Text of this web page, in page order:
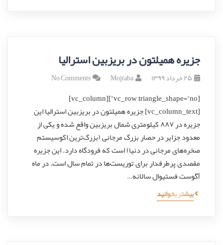
جزیره همیلتون در بریزبین استرالیا
۲۵ خرداد ۱۳۹۹ Mojtaba
No Comments
[vc_row triangle_shape=”no”][vc_column]
[vc_column_text] جزیره همیلتون در بریزبین استرالیا این
جزیره در ۸۸۷ کیلومتری شمال بریزبین واقع شده و یکی از
معدود جزایر در حصار بزرگ مرجانی (بزرگ‌ترین اکوسیستم
صخره‌های مرجانی در دنیا) است که فرودگاه دارد. این جزیره
مقصدی پرطرفدار برای توریست‌ها در تمام سال است. در ماه
آگوست فستیوال سالانه…
بیشتر بخوانید